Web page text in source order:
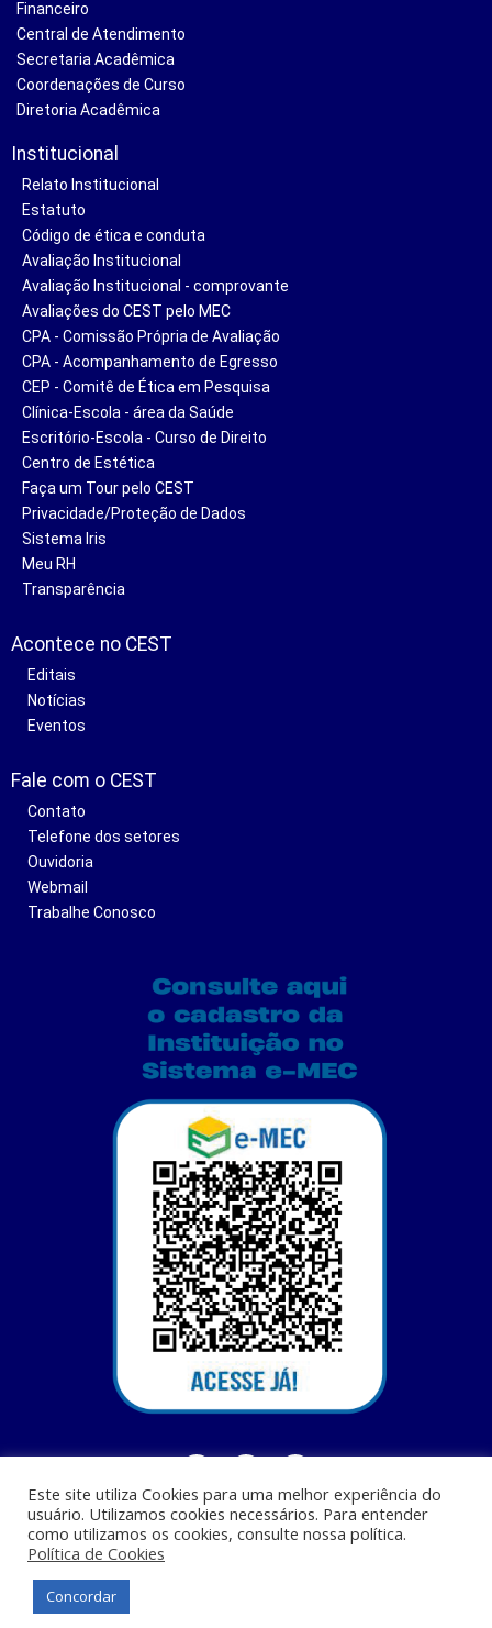
Financeiro
Central de Atendimento
Secretaria Acadêmica
Coordenações de Curso
Diretoria Acadêmica
Institucional
Relato Institucional
Estatuto
Código de ética e conduta
Avaliação Institucional
Avaliação Institucional - comprovante
Avaliações do CEST pelo MEC
CPA - Comissão Própria de Avaliação
CPA - Acompanhamento de Egresso
CEP - Comitê de Ética em Pesquisa
Clínica-Escola - área da Saúde
Escritório-Escola - Curso de Direito
Centro de Estética
Faça um Tour pelo CEST
Privacidade/Proteção de Dados
Sistema Iris
Meu RH
Transparência
Acontece no CEST
Editais
Notícias
Eventos
Fale com o CEST
Contato
Telefone dos setores
Ouvidoria
Webmail
Trabalhe Conosco
Centro Universitário Santa Terezinha - CEST - Av. Casemiro Junior, 12 - Anil,
Este site utiliza Cookies para uma melhor experiência do
usuário. Utilizamos cookies necessários. Para entender
como utilizamos os cookies, consulte nossa política.
Política de Cookies
Concordar